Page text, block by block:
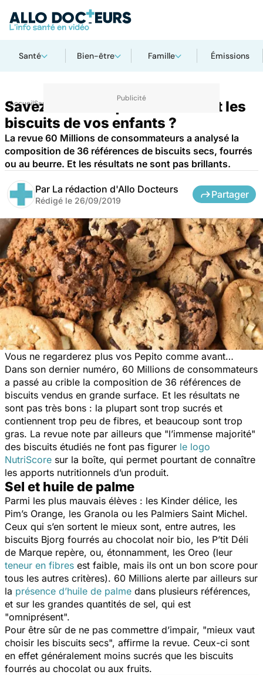
Santé Bien-être Famille Émissions
AccueilSanté
Savez-vous ce que contiennent les
biscuits de vos enfants ?
La revue 60 Millions de consommateurs a analysé la
composition de 36 références de biscuits secs, fourrés
ou au beurre. Et les résultats ne sont pas brillants.
Par La rédaction d'Allo Docteurs
Rédigé le 26/09/2019
Partager
Vous ne regarderez plus vos Pepito comme avant…
Dans son dernier numéro, 60 Millions de consommateurs
a passé au crible la composition de 36 références de
biscuits vendus en grande surface. Et les résultats ne
sont pas très bons : la plupart sont trop sucrés et
contiennent trop peu de fibres, et beaucoup sont trop
gras. La revue note par ailleurs que "l’immense majorité"
des biscuits étudiés ne font pas figurer le logo
NutriScore sur la boîte, qui permet pourtant de connaître
les apports nutritionnels d’un produit.
Sel et huile de palme
Parmi les plus mauvais élèves : les Kinder délice, les
Pim’s Orange, les Granola ou les Palmiers Saint Michel.
Ceux qui s’en sortent le mieux sont, entre autres, les
biscuits Bjorg fourrés au chocolat noir bio, les P’tit Déli
de Marque repère, ou, étonnamment, les Oreo (leur
teneur en fibres est faible, mais ils ont un bon score pour
tous les autres critères). 60 Millions alerte par ailleurs sur
la présence d’huile de palme dans plusieurs références,
et sur les grandes quantités de sel, qui est
"omniprésent".
Pour être sûr de ne pas commettre d’impair, "mieux vaut
choisir les biscuits secs", affirme la revue. Ceux-ci sont
en effet généralement moins sucrés que les biscuits
fourrés au chocolat ou aux fruits.